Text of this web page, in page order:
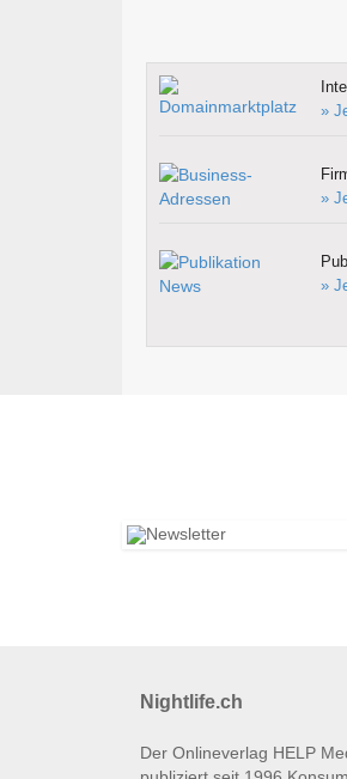
»
»
»
Nightlife.ch
Der Onlineverlag HELP